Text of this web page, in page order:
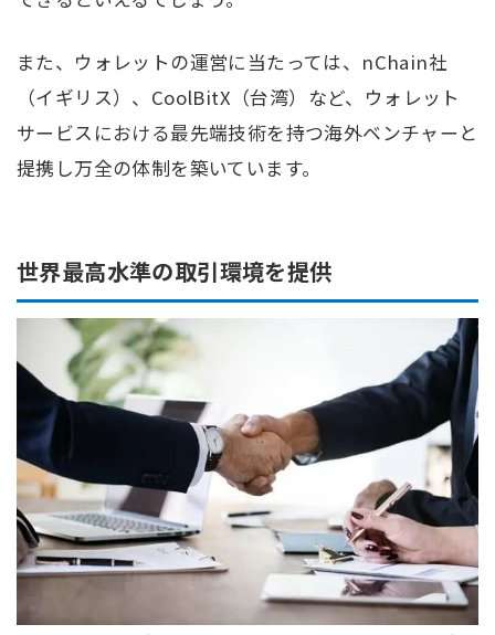
また、ウォレットの運営に当たっては、nChain社
（イギリス）、CoolBitX（台湾）など、ウォレット
サービスにおける最先端技術を持つ海外ベンチャーと
提携し万全の体制を築いています。
世界最高水準の取引環境を提供